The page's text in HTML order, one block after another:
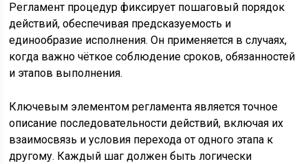
Регламент процедур фиксирует пошаговый порядок
действий, обеспечивая предсказуемость и
единообразие исполнения. Он применяется в случаях,
когда важно чёткое соблюдение сроков, обязанностей
и этапов выполнения.
Ключевым элементом регламента является точное
описание последовательности действий, включая их
взаимосвязь и условия перехода от одного этапа к
другому. Каждый шаг должен быть логически